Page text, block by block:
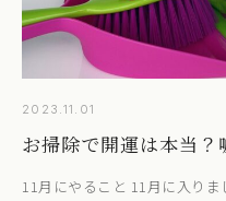
2023.11.01
お掃除で開運は本当？
11月にやること 11月に入り